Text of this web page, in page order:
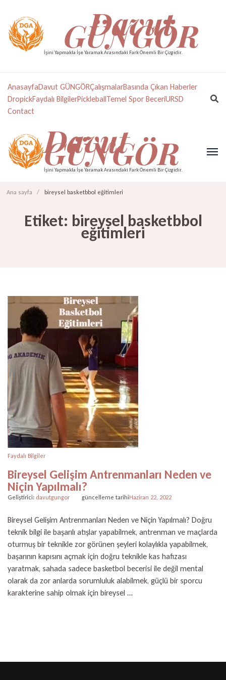
Davut
GÜNGÖR
İşini Yapmakla İşe Yaramak Arasındaki Fark Önemli Bir Çizgidir.
AnasayfaDavut GÜNGÖRÇalışmalarBasında Çıkan Haberler
DropickFaydalı BilgilerPickleballTemel Spor BeceriURSD
Contact
Davut
GÜNGÖR
İşini Yapmakla İşe Yaramak Arasındaki Fark Önemli Bir Çizgidir.
Ana sayfa / bireysel basketbbol eğitimleri
Etiket: bireysel basketbbol
eğitimleri
Faydalı Bilgiler
Bireysel Gelişim Antrenmanları Neden ve
Niçin Yapılmalı?
Geliştirici: davutgungor güncelleme tarihiHaziran 22, 2022
Bireysel Gelişim Antrenmanları Neden ve Niçin Yapılmalı? Doğru
teknik bilgi ile başarılı atışlar yapabilmek, antrenman ve maçlarda
oturmuş bir teknikle zor görünen şeyleri kolaylıkla yapabilmek,
başarının kapısını açmak için doğru teknikle kas hafızası
yaratmak, sahada sadece basketbol becerisi ile değil mental
olarak da zor anlarda sorumluluk alabilmek, güçlü bir sporcu
karakterine sahip olmak için bireysel …